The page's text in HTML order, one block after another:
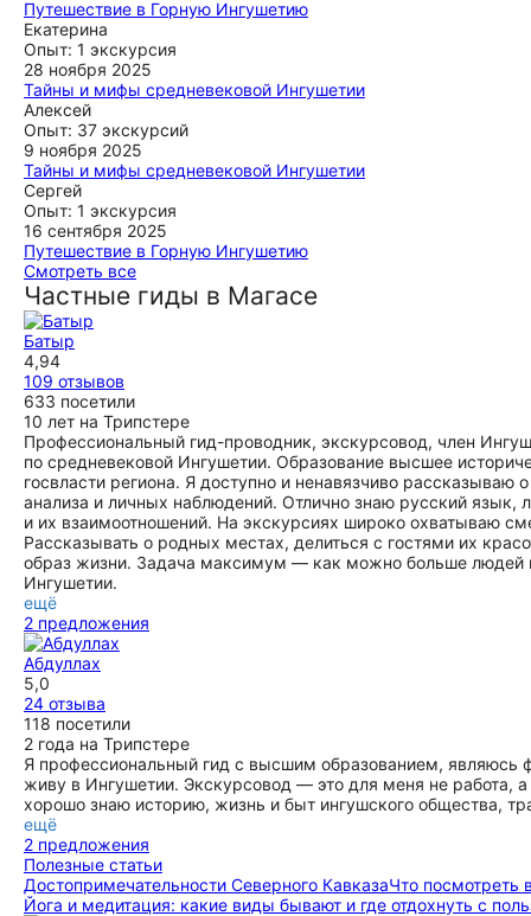
которая так гармонично вписывается в окружающий
пейзаж
ещё
Путешествие в Горную Ингушетию
Огромная благодарность,экскурсия в горную Ингушетию
была превосходной,красивые,завораживающие виды
гор,на их фоне башенные комплексы со своей историей,
много полезной,интересной и исторической информации,я
осталась в восторге, 👍👍👍
ещё
Екатерина
Опыт: 1 экскурсия
28 ноября 2025
Тайны и мифы средневековой Ингушетии
Добрый день. Хочу выразить огромную благодарность
гиду Мавли. Экскурсия была потрясающая! Мы сами с
Дагестана и что такое горы знаем не по наслышке и в
связи с этим не ожидали ни чего сверхъестественного. Но
то , что мы услышали, то что мы увидели поразило нас! По
пути встречались отзывчивые, добрые люди. Этот край
был закрыт и не изведан для нас, но с помощью данной
экскурсии , мы смогли открыть перед собой новые
горизонты.
ещё
Алексей
Опыт: 37 экскурсий
9 ноября 2025
Тайны и мифы средневековой Ингушетии
Отличная была поездка, Ибрагим - прекрасный рассказчик
и знаток Ингушетии! Съездили по кругу Магас - Осетия -
Джейрахское ущелье - Эгикал - Вовнушки - Ассинское
ущелье - Магас, это немного больше чем по программе,
точно как я хотел! Спасибо!
ещё
Сергей
Опыт: 1 экскурсия
16 сентября 2025
Путешествие в Горную Ингушетию
Мы очень признательны и благодарны гиду Батыру!
Путешествие в горную Ингушетию оказалось очень
интересным, познавательным, заряжающим энергией.
Красота горной Ингушетии завораживает, удивляет и даёт
желание вернуться вновь. Спасибо большое!
ещё
Смотреть все
Частные гиды в Магасе
Батыр
4,94
109 отзывов
633 посетили
10 лет на Трипстере
Профессиональный гид-проводник, экскурсовод, член
по средневековой Ингушетии. Образование высшее
госвласти региона. Я доступно и ненавязчиво рассказываю
анализа и личных наблюдений. Отлично знаю русский
и их взаимоотношений. На экскурсиях широко охватываю
Рассказывать о родных местах, делиться с гостями их
образ жизни. Задача максимум — как можно больше людей
Ингушетии.
ещё
2 предложения
Абдуллах
5,0
24 отзыва
118 посетили
2 года на Трипстере
Я профессиональный гид с высшим образованием, являюсь
живу в Ингушетии. Экскурсовод — это для меня не работа,
хорошо знаю историю, жизнь и быт ингушского общества,
ещё
2 предложения
Полезные статьи
До­сто­при­ме­ча­тель­но­сти Северного КавказаЧто посмотреть
Йога и медитация: какие виды бывают и где отдохнуть с